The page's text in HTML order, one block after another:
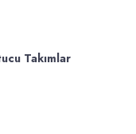
Takımlar